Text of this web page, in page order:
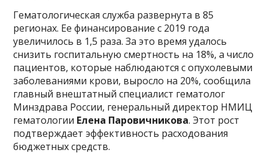
Гематологическая служба развернута в 85
регионах. Ее финансирование с 2019 года
увеличилось в 1,5 раза. За это время удалось
снизить госпитальную смертность на 18%, а число
пациентов, которые наблюдаются с опухолевыми
заболеваниями крови, выросло на 20%, сообщила
главный внештатный специалист гематолог
Минздрава России, генеральный директор НМИЦ
гематологии Елена Паровичникова. Этот рост
подтверждает эффективность расходования
бюджетных средств.